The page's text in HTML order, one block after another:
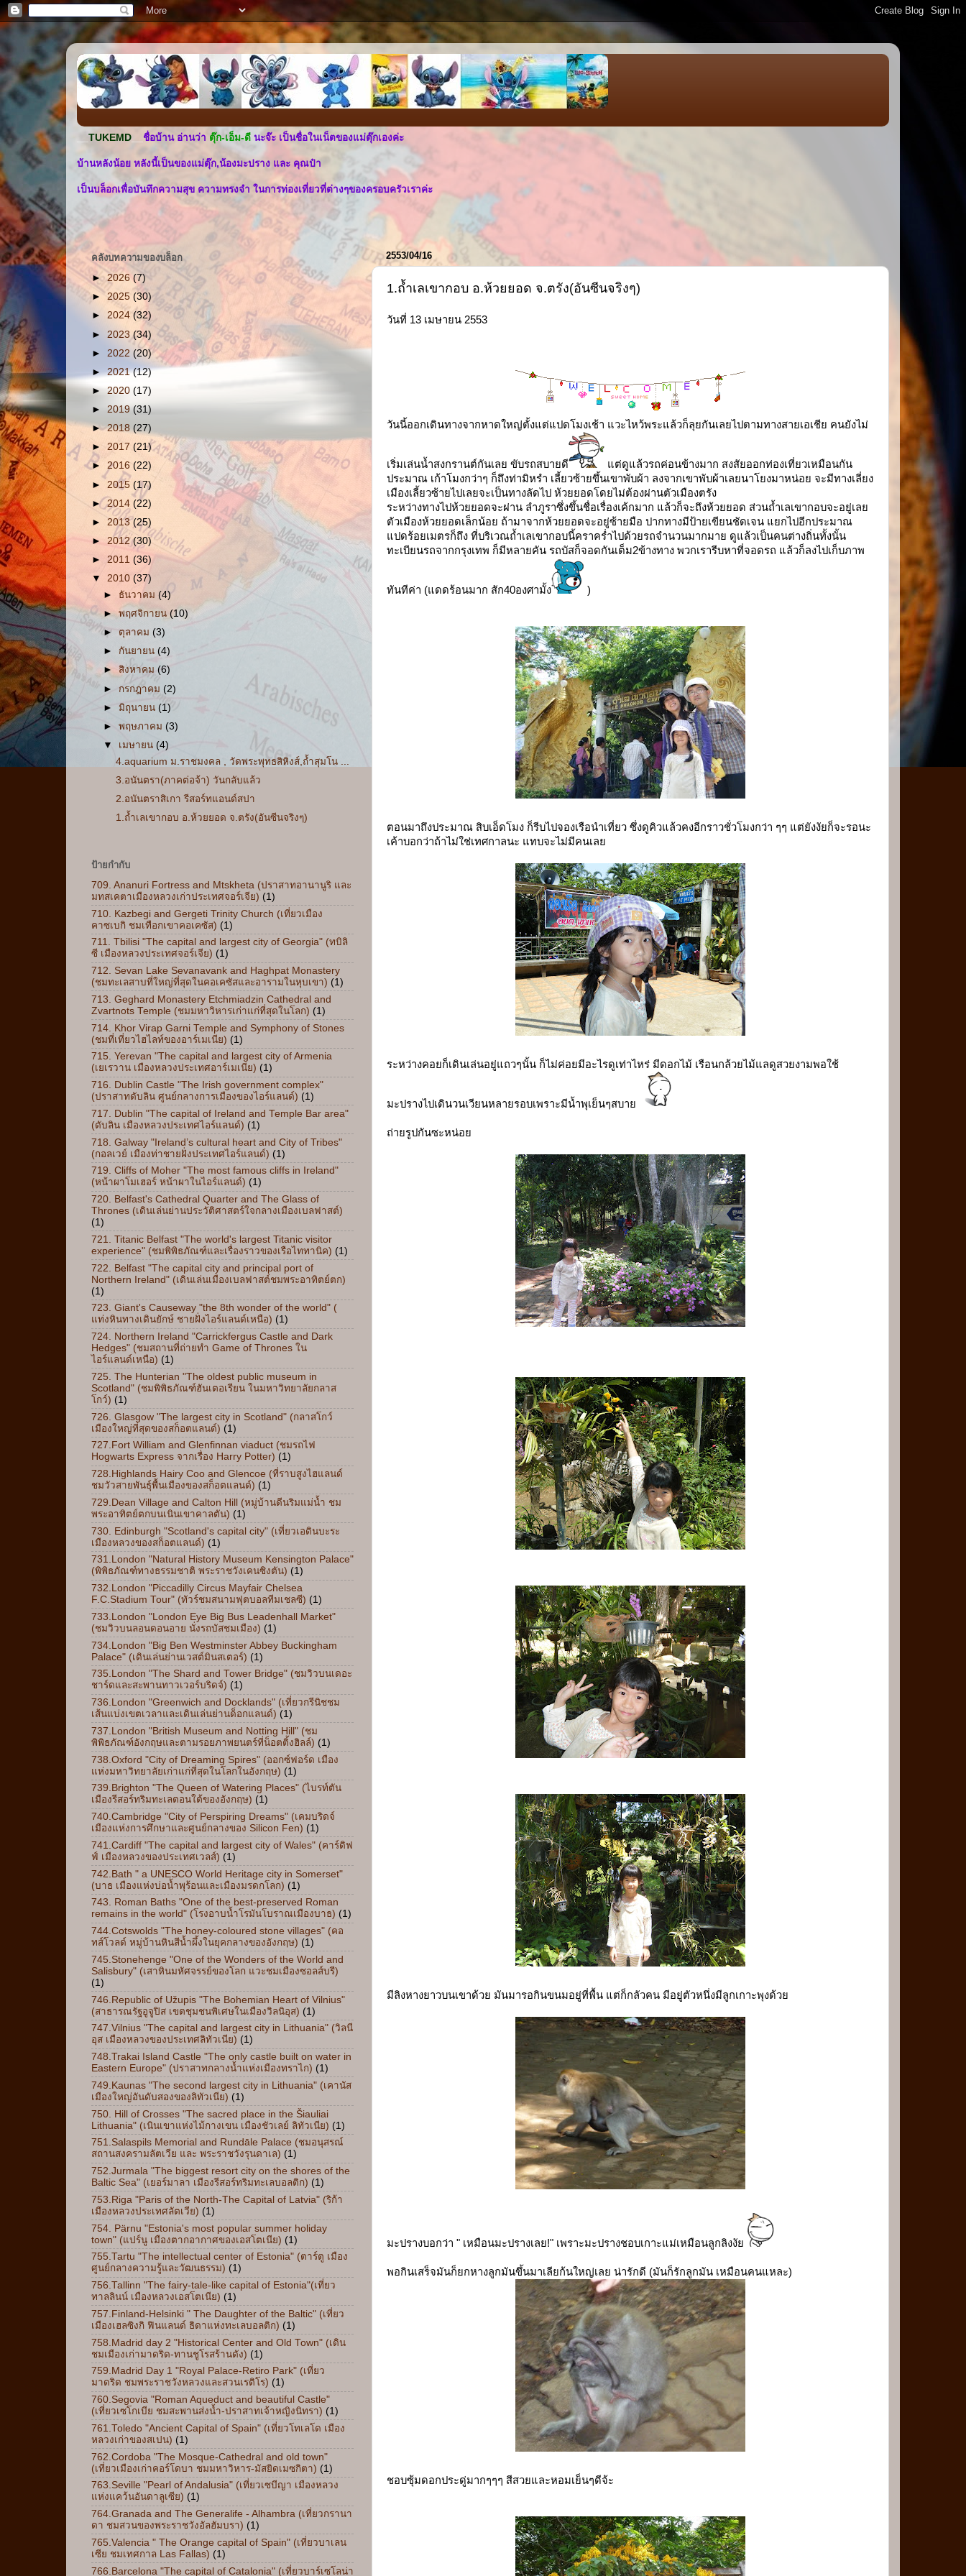
TUKEMD ชื่อบ้าน อ่านว่า ตุ๊ก-เอ็ม-ดี นะจ๊ะ เป็นชื่อในเน็ตของแม่ตุ๊กเองค่ะ
บ้านหลังน้อย หลังนี้เป็นของแม่ตุ๊ก,น้องมะปราง และ คุณป๋า
เป็นบล็อกเพื่อบันทึกความสุข ความทรงจำ ในการท่องเที่ยวที่ต่างๆของครอบครัวเราค่ะ
2553/04/16
1.ถ้ำเลเขากอบ อ.ห้วยยอด จ.ตรัง(อันซีนจริงๆ)
วันที่ 13 เมษายน 2553
วันนี้ออกเดินทางจากหาดใหญ่ตั้งแต่แปดโมงเช้า แวะไหว้พระแล้วก็ลุยกันเลยไปตามทางสายเอเชีย คนยังไม่
เริ่มเล่นน้ำสงกรานต์กันเลย ขับรถสบายดี
แต่ดูแล้วรถค่อนข้างมาก สงสัยออกท่องเที่ยวเหมือนกัน
ประมาณ เก้าโมงกว่าๆ ก็ถึงท่ามิหรำ เลี้ยวซ้ายขึ้นเขาพับผ้า ลงจากเขาพับผ้าเลยนาโยงมาหน่อย จะมีทางเลี่ยง
เมืองเลี้ยวซ้ายไปเลยจะเป็นทางลัดไป ห้วยยอดโดยไม่ต้องผ่านตัวเมืองตรัง
ระหว่างทางไปห้วยยอดจะผ่าน ลำภูราซึ่งขึ้นชื่อเรื่องเค้กมาก แล้วก็จะถึงห้วยยอด ส่วนถ้ำเลเขากอบจะอยู่เลย
ตัวเมืองห้วยยอดเล็กน้อย ถ้ามาจากห้วยยอดจะอยู่ซ้ายมือ ปากทางมีป้ายเขียนชัดเจน แยกไปอีกประมาณ
แปดร้อยเมตรก็ถึง ที่บริเวณถ้ำเลเขากอบนี้คราคร่ำไปด้วยรถจำนวนมากมาย ดูแล้วเป็นคนต่างถิ่นทั้งนั้น
ทะเบียนรถจากกรุงเทพ ก็มีหลายคัน รถบัสก็จอดกันเต็ม2ข้างทาง พวกเรารีบหาที่จอดรถ แล้วก็ลงไปเก็บภาพ
ทันทีค่า (แดดร้อนมาก สัก40องศามั้ง )
ตอนมาถึงประมาณ สิบเอ็ดโมง ก็รีบไปจองเรือนำเที่ยว ซึ่งดูคิวแล้วคงอีกราวชั่วโมงกว่า ๆๆ แต่ยังงัยก็จะรอนะ
เค้าบอกว่าถ้าไม่ใช่เทศกาลนะ แทบจะไม่มีคนเลย
ระหว่างคอยก็เดินเล่นอยู่แถวๆนั้น ก็ไม่ค่อยมีอะไรดูเท่าไหร่ มีดอกไม้ เรือนกล้วยไม้แลดูสวยงามพอใช้
มะปรางไปเดินวนเวียนหลายรอบเพราะมีน้ำพุเย็นๆสบาย
ถ่ายรูปกันซะหน่อย
มีลิงหางยาวบนเขาด้วย มันมารอกินขนมอยู่ที่พื้น แต่ก็กลัวคน มีอยู่ตัวหนึ่งมีลูกเกาะพุงด้วย
มะปรางบอกว่า " เหมือนมะปรางเลย!" เพราะมะปรางชอบเกาะแม่เหมือนลูกลิงงัย
พอกินเสร็จมันก็ยกหางลูกมันขึ้นมาเลียก้นใหญ่เลย น่ารักดี (มันก็รักลูกมัน เหมือนคนแหละ)
ชอบซุ้มดอกประดู่มากๆๆๆ สีสวยและหอมเย็นๆดีจ้ะ
คลังบทความของบล็อก
►2026 (7)
► 2025 (30)
► 2024 (32)
► 2023(34)
► 2022 (20)
►2021(12)
►2020 (17)
► 2019(31)
►2018(27)
► 2017 (21)
► 2016 (22)
► 2015 (17)
►2014 (22)
► 2013(25)
► 2012(30)
► 2011 (36)
▼ 2010 (37)
► ธันวาคม(4)
►พฤศจิกายน(10)
► ตุลาคม(3)
► กันยายน(4)
►สิงหาคม(6)
► กรกฎาคม (2)
►มิถุนายน(1)
►พฤษภาคม(3)
▼ เมษายน (4)
4.aquarium ม.ราชมงคล , วัดพระพุทธสิหิงส์,ถ้ำสุมโน ...
3.อนันตรา(ภาคต่อจ้า) วันกลับแล้ว
2.อนันตราสิเกา รีสอร์ทแอนด์สปา
1.ถ้ำเลเขากอบ อ.ห้วยยอด จ.ตรัง(อันซีนจริงๆ)
ป้ายกำกับ
709. Ananuri Fortress and Mtskheta (ปราสาทอานานูริ และ
มทสเคตาเมืองหลวงเก่าประเทศจอร์เจีย) (1)
710. Kazbegi and Gergeti Trinity Church (เที่ยวเมือง
คาซเบกิ ชมเทือกเขาคอเคซัส) (1)
711. Tbilisi "The capital and largest city of Georgia" (ทบิลิ
ซี เมืองหลวงประเทศจอร์เจีย) (1)
712. Sevan Lake Sevanavank and Haghpat Monastery
(ชมทะเลสาบที่ใหญ่ที่สุดในคอเคซัสและอารามในหุบเขา) (1)
713. Geghard Monastery Etchmiadzin Cathedral and
Zvartnots Temple (ชมมหาวิหารเก่าแก่ที่สุดในโลก) (1)
714. Khor Virap Garni Temple and Symphony of Stones
(ชมที่เที่ยวไฮไลท์ของอาร์เมเนีย) (1)
715. Yerevan "The capital and largest city of Armenia
(เยเรวาน เมืองหลวงประเทศอาร์เมเนีย) (1)
716. Dublin Castle "The Irish government complex"
(ปราสาทดับลิน ศูนย์กลางการเมืองของไอร์แลนด์) (1)
717. Dublin "The capital of Ireland and Temple Bar area"
(ดับลิน เมืองหลวงประเทศไอร์แลนด์) (1)
718. Galway "Ireland’s cultural heart and City of Tribes"
(กอลเวย์ เมืองท่าชายฝั่งประเทศไอร์แลนด์) (1)
719. Cliffs of Moher "The most famous cliffs in Ireland"
(หน้าผาโมเฮอร์ หน้าผาในไอร์แลนด์) (1)
720. Belfast's Cathedral Quarter and The Glass of
Thrones (เดินเล่นย่านประวัติศาสตร์ใจกลางเมืองเบลฟาสต์)
(1)
721. Titanic Belfast "The world's largest Titanic visitor
experience" (ชมพิพิธภัณฑ์และเรื่องราวของเรือไททานิค) (1)
722. Belfast "The capital city and principal port of
Northern Ireland" (เดินเล่นเมืองเบลฟาสต์ชมพระอาทิตย์ตก)
(1)
723. Giant's Causeway "the 8th wonder of the world" (
แท่งหินทางเดินยักษ์ ชายฝั่งไอร์แลนด์เหนือ) (1)
724. Northern Ireland "Carrickfergus Castle and Dark
Hedges" (ชมสถานที่ถ่ายทำ Game of Thrones ใน
ไอร์แลนด์เหนือ) (1)
725. The Hunterian "The oldest public museum in
Scotland" (ชมพิพิธภัณฑ์ฮันเตอเรียน ในมหาวิทยาลัยกลาส
โกว์) (1)
726. Glasgow "The largest city in Scotland" (กลาสโกว์
เมืองใหญ่ที่สุดของสก็อตแลนด์) (1)
727.Fort William and Glenfinnan viaduct (ชมรถไฟ
Hogwarts Express จากเรื่อง Harry Potter) (1)
728.Highlands Hairy Coo and Glencoe (ที่ราบสูงไฮแลนด์
ชมวัวสายพันธุ์พื้นเมืองของสก็อตแลนด์) (1)
729.Dean Village and Calton Hill (หมู่บ้านดีนริมแม่น้ำ ชม
พระอาทิตย์ตกบนเนินเขาคาลตัน) (1)
730. Edinburgh "Scotland's capital city" (เที่ยวเอดินบะระ
เมืองหลวงของสก็อตแลนด์) (1)
731.London "Natural History Museum Kensington Palace"
(พิพิธภัณฑ์ทางธรรมชาติ พระราชวังเคนซิงตัน) (1)
732.London "Piccadilly Circus Mayfair Chelsea
F.C.Stadium Tour" (ทัวร์ชมสนามฟุตบอลทีมเชลซี) (1)
733.London "London Eye Big Bus Leadenhall Market"
(ชมวิวบนลอนดอนอาย นั่งรถบัสชมเมือง) (1)
734.London "Big Ben Westminster Abbey Buckingham
Palace" (เดินเล่นย่านเวสต์มินสเตอร์) (1)
735.London "The Shard and Tower Bridge" (ชมวิวบนเดอะ
ชาร์ดและสะพานทาวเวอร์บริดจ์) (1)
736.London "Greenwich and Docklands" (เที่ยวกรีนิชชม
เส้นแบ่งเขตเวลาและเดินเล่นย่านด็อกแลนด์) (1)
737.London "British Museum and Notting Hill" (ชม
พิพิธภัณฑ์อังกฤษและตามรอยภาพยนตร์ที่น็อตติ้งฮิลล์) (1)
738.Oxford "City of Dreaming Spires" (ออกซ์ฟอร์ด เมือง
แห่งมหาวิทยาลัยเก่าแก่ที่สุดในโลกในอังกฤษ) (1)
739.Brighton "The Queen of Watering Places" (ไบรท์ตัน
เมืองรีสอร์ทริมทะเลตอนใต้ของอังกฤษ) (1)
740.Cambridge "City of Perspiring Dreams" (เคมบริดจ์
เมืองแห่งการศึกษาและศูนย์กลางของ Silicon Fen) (1)
741.Cardiff "The capital and largest city of Wales" (คาร์ดิฟ
ฟ์ เมืองหลวงของประเทศเวลส์) (1)
742.Bath " a UNESCO World Heritage city in Somerset"
(บาธ เมืองแห่งบ่อน้ำพุร้อนและเมืองมรดกโลก) (1)
743. Roman Baths "One of the best-preserved Roman
remains in the world" (โรงอาบน้ำโรมันโบราณเมืองบาธ) (1)
744.Cotswolds "The honey-coloured stone villages" (คอ
ทส์โวลด์ หมู่บ้านหินสีน้ำผึ้งในยุคกลางของอังกฤษ) (1)
745.Stonehenge "One of the Wonders of the World and
Salisbury" (เสาหินมหัศจรรย์ของโลก แวะชมเมืองซอลส์บรี)
(1)
746.Republic of Užupis "The Bohemian Heart of Vilnius"
(สาธารณรัฐอูจูปิส เขตชุมชนพิเศษในเมืองวิลนิอุส) (1)
747.Vilnius "The capital and largest city in Lithuania" (วิลนี
อุส เมืองหลวงของประเทศลิทัวเนีย) (1)
748.Trakai Island Castle "The only castle built on water in
Eastern Europe" (ปราสาทกลางน้ำแห่งเมืองทราไก) (1)
749.Kaunas "The second largest city in Lithuania" (เคานัส
เมืองใหญ่อันดับสองของลิทัวเนีย) (1)
750. Hill of Crosses "The sacred place in the Šiauliai
Lithuania" (เนินเขาแห่งไม้กางเขน เมืองชัวเลย์ ลิทัวเนีย) (1)
751.Salaspils Memorial and Rundāle Palace (ชมอนุสรณ์
สถานสงครามลัตเวีย และ พระราชวังรุนดาเล) (1)
752.Jurmala "The biggest resort city on the shores of the
Baltic Sea" (เยอร์มาลา เมืองรีสอร์ทริมทะเลบอลติก) (1)
753.Riga "Paris of the North-The Capital of Latvia" (ริก้า
เมืองหลวงประเทศลัตเวีย) (1)
754. Pärnu "Estonia's most popular summer holiday
town" (แปร์นู เมืองตากอากาศของเอสโตเนีย) (1)
755.Tartu "The intellectual center of Estonia" (ตาร์ตู เมือง
ศูนย์กลางความรู้และวัฒนธรรม) (1)
756.Tallinn "The fairy-tale-like capital of Estonia"(เที่ยว
ทาลลินน์ เมืองหลวงเอสโตเนีย) (1)
757.Finland-Helsinki " The Daughter of the Baltic" (เที่ยว
เมืองเฮลซิงกิ ฟินแลนด์ ธิดาแห่งทะเลบอลติก) (1)
758.Madrid day 2 "Historical Center and Old Town" (เดิน
ชมเมืองเก่ามาดริด-ทานชูโรสร้านดัง) (1)
759.Madrid Day 1 "Royal Palace-Retiro Park" (เที่ยว
มาดริด ชมพระราชวังหลวงและสวนเรติโร) (1)
760.Segovia "Roman Aqueduct and beautiful Castle"
(เที่ยวเซโกเบีย ชมสะพานส่งน้ำ-ปราสาทเจ้าหญิงนิทรา) (1)
761.Toledo "Ancient Capital of Spain" (เที่ยวโทเลโด เมือง
หลวงเก่าของสเปน) (1)
762.Cordoba "The Mosque-Cathedral and old town"
(เที่ยวเมืองเก่าคอร์โดบา ชมมหาวิหาร-มัสยิดเมซกิตา) (1)
763.Seville "Pearl of Andalusia" (เที่ยวเซบีญา เมืองหลวง
แห่งแคว้นอันดาลูเซีย) (1)
764.Granada and The Generalife - Alhambra (เที่ยวกรานา
ดา ชมสวนของพระราชวังอัลฮัมบรา) (1)
765.Valencia " The Orange capital of Spain" (เที่ยวบาเลน
เซีย ชมเทศกาล Las Fallas) (1)
766.Barcelona "The capital of Catalonia" (เที่ยวบาร์เซโลน่า